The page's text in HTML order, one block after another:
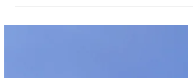
リフレッシュコースを開催！ 実は意外と多いお問い合わ